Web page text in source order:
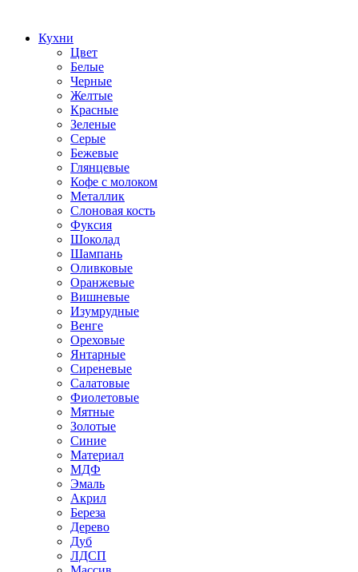
Кухни
Цвет
Белые
Черные
Желтые
Красные
Зеленые
Серые
Бежевые
Глянцевые
Кофе с молоком
Металлик
Слоновая кость
Фуксия
Шоколад
Шампань
Оливковые
Оранжевые
Вишневые
Изумрудные
Венге
Ореховые
Янтарные
Сиреневые
Салатовые
Фиолетовые
Мятные
Золотые
Синие
Материал
МДФ
Эмаль
Акрил
Береза
Дерево
Дуб
ЛДСП